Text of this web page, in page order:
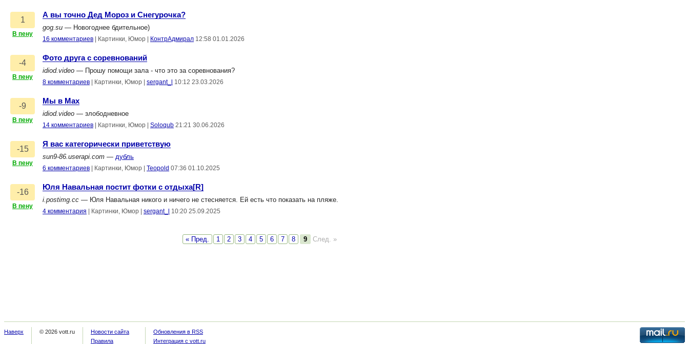
1
В пену
А вы точно Дед Мороз и Снегурочка?
gog.su — Новогоднее бдительное)
16 комментариев Картинки, Юмор КонтрАдмирал 12:58 01.01.2026
-4
В пену
Фото друга с соревнований
idiod.video — Прошу помощи зала - что это за соревнования?
8 комментариев Картинки, Юмор sergant_l 10:12 23.03.2026
-9
В пену
Мы в Max
idiod.video — злободневное
14 комментариев Картинки, Юмор Soloqub 21:21 30.06.2026
-15
В пену
Я вас категорически приветствую
sun9-86.userapi.com — дубль
6 комментариев Картинки, Юмор Teopold 07:36 01.10.2025
-16
В пену
Юля Навальная постит фотки с отдыха[R]
i.postimg.cc — Юля Навальная никого и ничего не стесняется. Ей есть что показать на пляже.
4 комментария Картинки, Юмор sergant_l 10:20 25.09.2025
« Пред. 1 2 3 4 5 6 7 8 9 След. »
Наверх © 2026 vott.ru
Новости сайта
Правила
Обновления в RSS
Интеграция с vott.ru